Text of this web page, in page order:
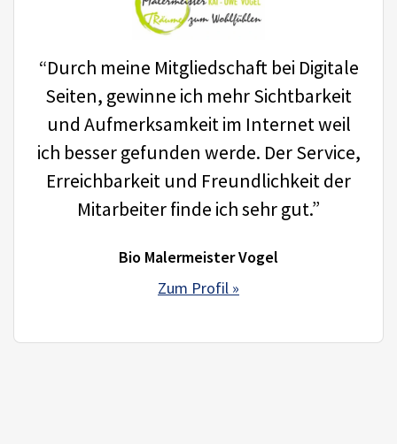
“Durch meine Mitgliedschaft bei Digitale
Seiten, gewinne ich mehr Sichtbarkeit
und Aufmerksamkeit im Internet weil
ich besser gefunden werde. Der Service,
Erreichbarkeit und Freundlichkeit der
Mitarbeiter finde ich sehr gut.”
Bio Malermeister Vogel
Zum Profil »